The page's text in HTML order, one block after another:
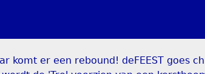
komt er een rebound! deFEEST goes